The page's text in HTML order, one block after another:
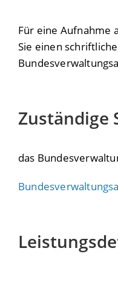
Für eine Aufnahme
Sie einen
Zuständige
das